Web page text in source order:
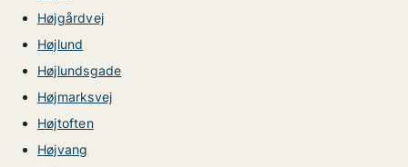
Højgårdvej
Højlund
Højlundsgade
Højmarksvej
Højtoften
Højvang